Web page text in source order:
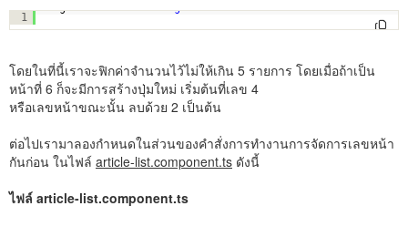
1
โดยในที่นี้เราจะฟิกค่าจำนวนไว้ไม่ให้เกิน 5 รายการ โดยเมื่อถ้าเป็น
หน้าที่ 6 ก็จะมีการสร้างปุ่มใหม่ เริ่มต้นที่เลข 4
หรือเลขหน้าขณะนั้น ลบด้วย 2 เป็นต้น
ต่อไปเรามาลองกำหนดในส่วนของคำสั่งการทำงานการจัดการเลขหน้า
กันก่อน ในไฟล์ article-list.component.ts ดังนี้
ไฟล์ article-list.component.ts